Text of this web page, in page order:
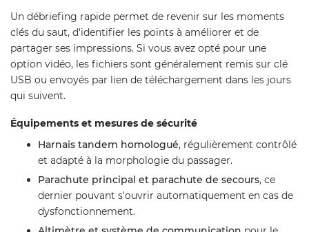
Un débriefing rapide permet de revenir sur les moments
clés du saut, d'identifier les points à améliorer et de
partager ses impressions. Si vous avez opté pour une
option vidéo, les fichiers sont généralement remis sur clé
USB ou envoyés par lien de téléchargement dans les jours
qui suivent.
Équipements et mesures de sécurité
Harnais tandem homologué, régulièrement contrôlé
et adapté à la morphologie du passager.
Parachute principal et parachute de secours, ce
dernier pouvant s'ouvrir automatiquement en cas de
dysfonctionnement.